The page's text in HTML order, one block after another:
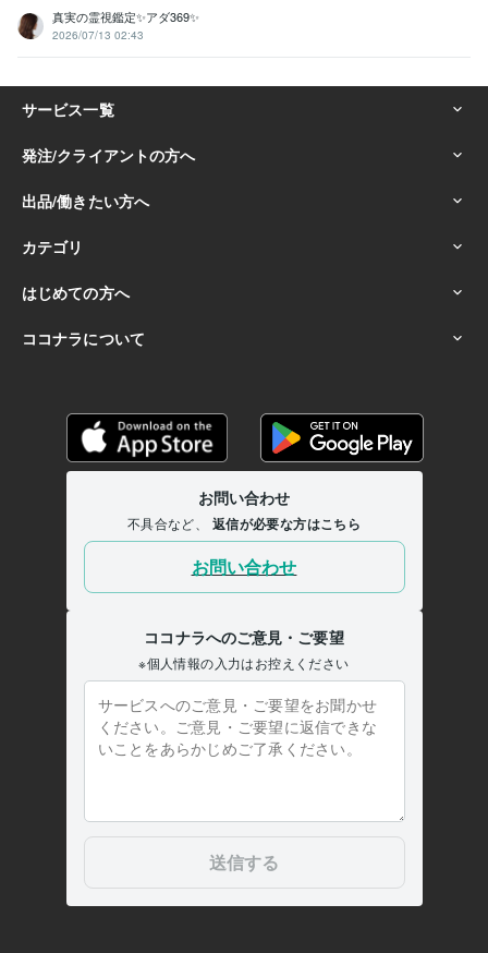
真実の霊視鑑定✨アダ369✨
2026/07/13 02:43